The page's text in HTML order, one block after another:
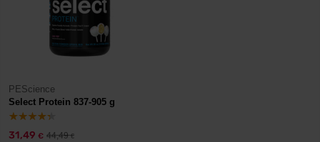
PEScience
Select Protein 837-905 g
31,49 € 44,49€